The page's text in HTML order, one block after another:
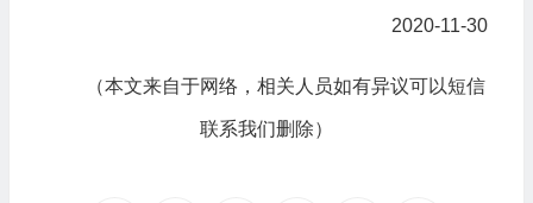
2020-11-30
（本文来自于网络，相关人员如有异议可以短信
联系我们删除）